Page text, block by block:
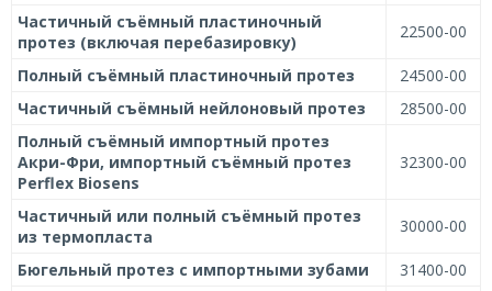
Частичный съёмный пластиночный
протез (включая перебазировку)
22500-00
Полный съёмный пластиночный протез
24500-00
Частичный съёмный нейлоновый протез
28500-00
Полный съёмный импортный протез
Акри-Фри, импортный съёмный протез
Perflex Biosens
32300-00
Частичный или полный съёмный протез
из термопласта
30000-00
Бюгельный протез с импортными зубами
31400-00